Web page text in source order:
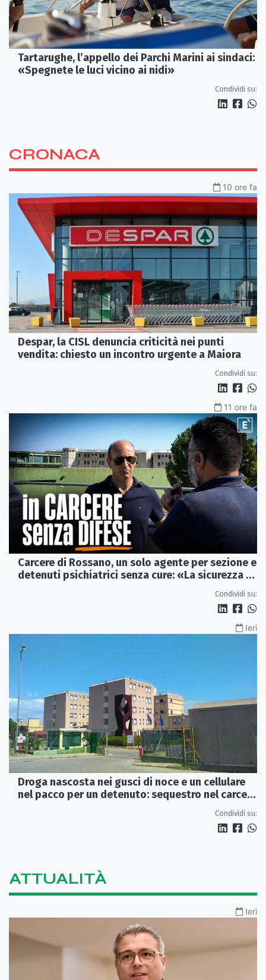
Tartarughe, l’appello dei Parchi Marini ai sindaci:
«Spegnete le luci vicino ai nidi»
Condividi su:
CRONACA
10 ore fa
Despar, la CISL denuncia criticità nei punti
vendita: chiesto un incontro urgente a Maiora
Condividi su:
11 ore fa
Carcere di Rossano, un solo agente per sezione e
detenuti psichiatrici senza cure: «La sicurezza è
Condividi su:
Ieri
Droga nascosta nei gusci di noce e un cellulare
nel pacco per un detenuto: sequestro nel carcere
Condividi su:
ATTUALITÀ
Ieri